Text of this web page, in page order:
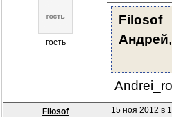
гость
Filosof
Андрей
Filosof 15 ноя 2012 в